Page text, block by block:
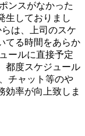
ンスがなかった
生しておりまし
は、上司のスケ
てる時間をあらか
ールに直接予定
都度スケジュール
チャット等のや
効率が向上致しま